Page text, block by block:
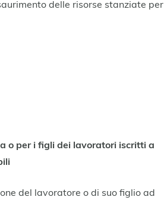
delle risorse stanziate per
o per i figli dei lavoratori iscritti a
del lavoratore o di suo figlio ad